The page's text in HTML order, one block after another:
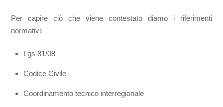
Per capire ciò che viene contestato diamo i riferimenti
normativi:
Lgs 81/08
Codice Civile
Coordinamento tecnico interregionale